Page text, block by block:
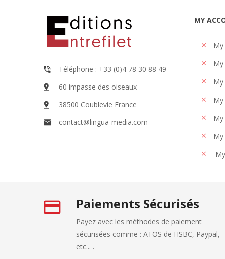
Téléphone : +33 (0)4 78 30 88 49
60 impasse des oiseaux
38500 Coublevie France
contact@lingua-media.com
MY
My
Paiements Sécurisés
Payez avec les méthodes de paiement
sécurisées comme : ATOS de HSBC, Paypal,
etc... .